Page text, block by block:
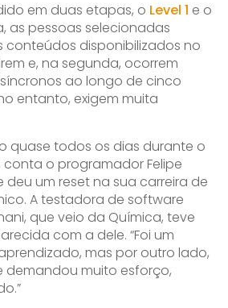
em duas etapas, o Level 1 e o
as pessoas selecionadas
conteúdos disponibilizados no
e, na segunda, ocorrem
ao longo de cinco
entanto, exigem muita
quase todos os dias durante o
conta o programador Felipe
deu um reset na sua carreira de
A testadora de software
que veio da Química, teve
com a dele. “Foi um
mas por outro lado,
demandou muito esforço,